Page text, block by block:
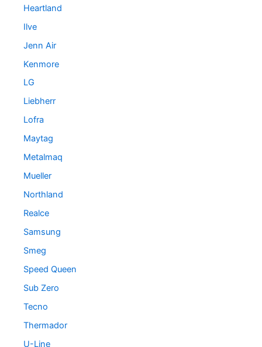
Heartland
Ilve
Jenn Air
Kenmore
LG
Liebherr
Lofra
Maytag
Metalmaq
Mueller
Northland
Realce
Samsung
Smeg
Speed Queen
Sub Zero
Tecno
Thermador
U-Line